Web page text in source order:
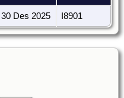
30 Des 2025 I8901